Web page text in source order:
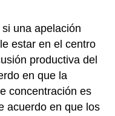
una apelación
estar en el centro
productiva del
en que la
concentración es
acuerdo en que los